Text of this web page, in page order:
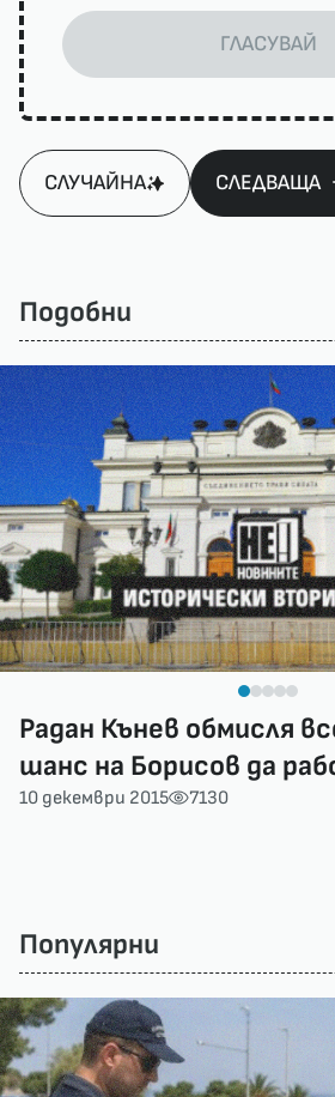
ГЛАСУВАЙ
СЛУЧАЙНА СЛЕДВАЩА
Подобни
Радан Кънев обмисля
шанс на Борисов да
10 декември 2015 7130
Популярни